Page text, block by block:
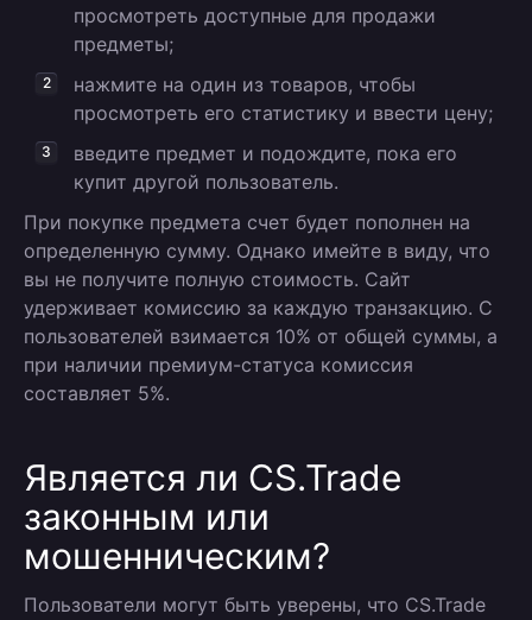
просмотреть доступные для продажи
предметы;
нажмите на один из товаров, чтобы
просмотреть его статистику и ввести цену;
введите предмет и подождите, пока его
купит другой пользователь.
При покупке предмета счет будет пополнен на
определенную сумму. Однако имейте в виду, что
вы не получите полную стоимость. Сайт
удерживает комиссию за каждую транзакцию. С
пользователей взимается 10% от общей суммы, а
при наличии премиум-статуса комиссия
составляет 5%.
Является ли CS.Trade
законным или
мошенническим?
Пользователи могут быть уверены, что CS.Trade